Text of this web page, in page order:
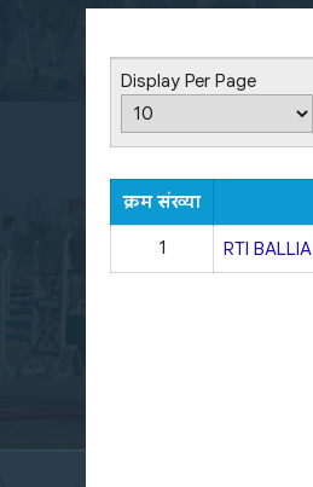
Display Per Page
क्रम संख्या
1 RTI BALLIA